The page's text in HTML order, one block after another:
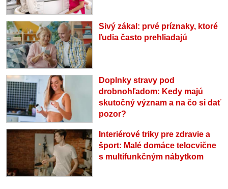
Sivý zákal: prvé príznaky, ktoré
ľudia často prehliadajú
Doplnky stravy pod
drobnohľadom: Kedy majú
skutočný význam a na čo si dať
pozor?
Interiérové triky pre zdravie a
šport: Malé domáce telocvične
s multifunkčným nábytkom